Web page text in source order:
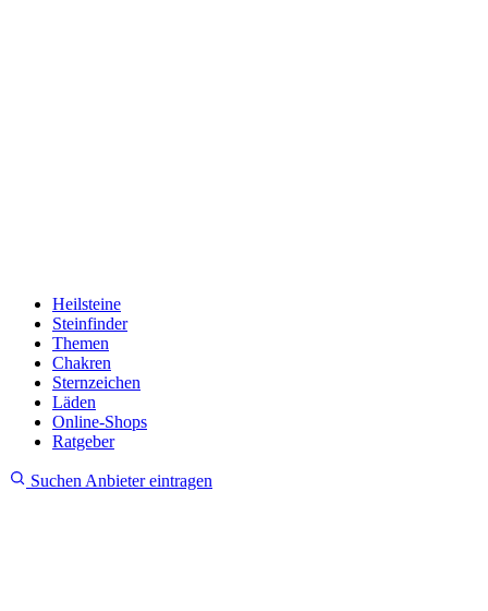
Heilsteine
Steinfinder
Themen
Chakren
Sternzeichen
Läden
Online-Shops
Ratgeber
Suchen Anbieter eintragen